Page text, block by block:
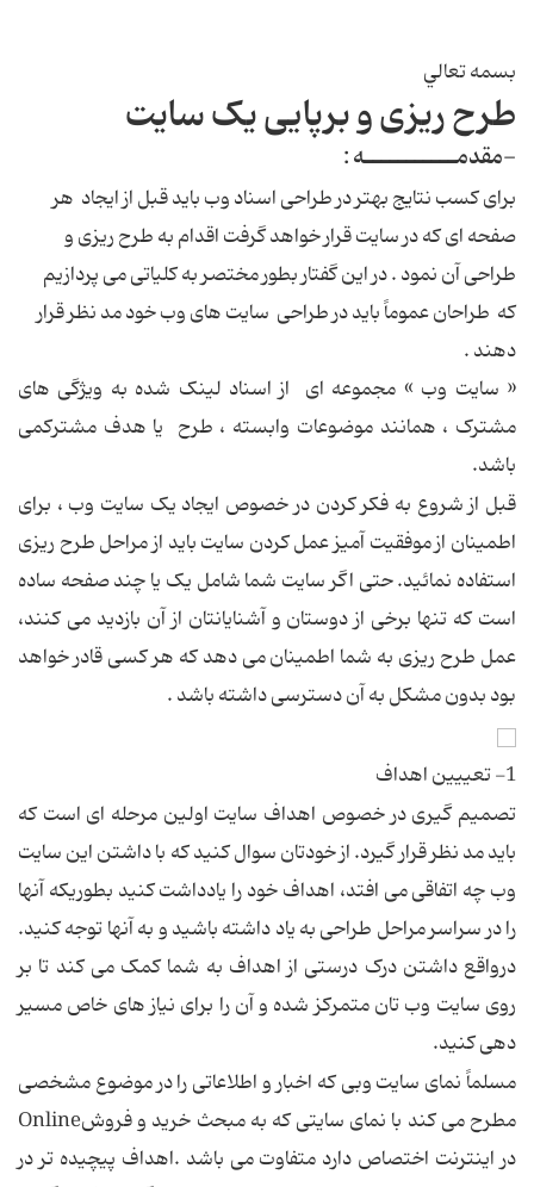
بسمه تعالي
طرح ريزی و برپايی يک سايت
-مقدمـــــــــــه :
برای کسب نتايج بهتر در طراحی اسناد وب بايد قبل از ايجاد هر
صفحه ای که در سايت قرار خواهد گرفت اقدام به طرح ريزی و
طراحی آن نمود . در اين گفتار بطور مختصر به کلياتی می پردازيم
که طراحان عموماً بايد در طراحی سايت های وب خود مد نظر قرار
دهند .
« سايت وب » مجموعه ای از اسناد لينک شده به ويژگی های
مشترک ، همانند موضوعات وابسته ، طرح يا هدف مشترکمی
باشد.
قبل از شروع به فکر کردن در خصوص ايجاد يک سايت وب ، برای
اطمينان از موفقيت آميز عمل کردن سايت بايد از مراحل طرح ريزی
استفاده نمائيد. حتی اگر سايت شما شامل يک يا چند صفحه ساده
است که تنها برخی از دوستان و آشنايانتان از آن بازديد می کنند،
عمل طرح ريزی به شما اطمينان می دهد که هر کسی قادر خواهد
بود بدون مشکل به آن دسترسی داشته باشد .
1- تعييين اهداف
تصميم گيری در خصوص اهداف سايت اولين مرحله ای است که
بايد مد نظر قرار گيرد. از خودتان سوال کنيد که با داشتن اين سايت
وب چه اتفاقی می افتد، اهداف خود را يادداشت کنيد بطوريکه آنها
را در سراسر مراحل طراحی به ياد داشته باشيد و به آنها توجه کنيد.
درواقع داشتن درک درستی از اهداف به شما کمک می کند تا بر
روی سايت وب تان متمرکز شده و آن را برای نياز های خاص مسير
دهی کنيد.
مسلماً نمای سايت وبی که اخبار و اطلاعاتی را در موضوع مشخصی
مطرح می کند با نمای سايتی که به مبحث خريد و فروشOnline
در اينترنت اختصاص دارد متفاوت می باشد .اهداف پيچيده تر در